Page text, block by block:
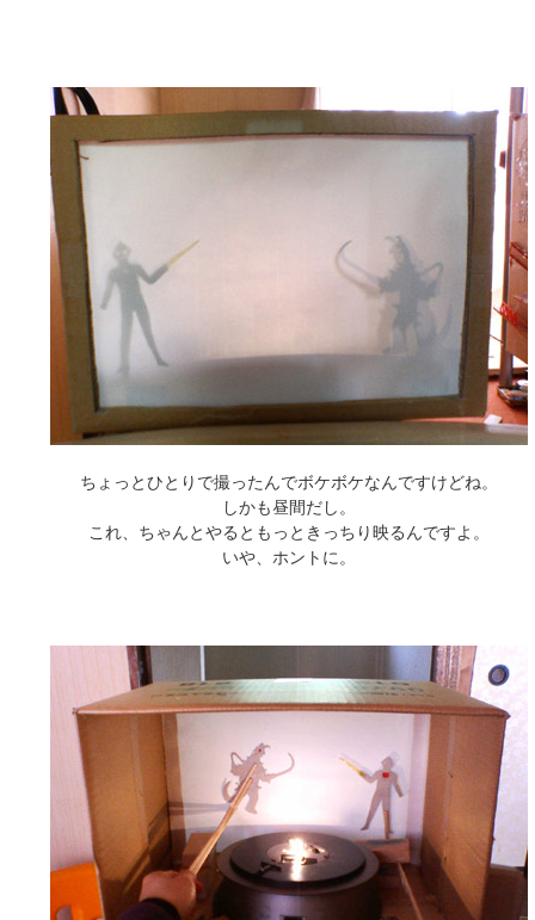
ちょっとひとりで撮ったんでボケボケなんですけどね。
しかも昼間だし。
これ、ちゃんとやるともっときっちり映るんですよ。
いや、ホントに。